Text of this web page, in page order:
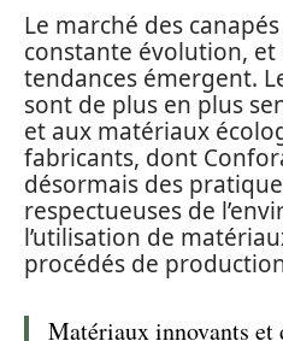
Le marché des
constante évolution, et
tendances émergent.
sont de plus en plus
et aux matériaux
fabricants, dont
désormais des
respectueuses de
l’utilisation de
procédés de
Matériaux innovants et